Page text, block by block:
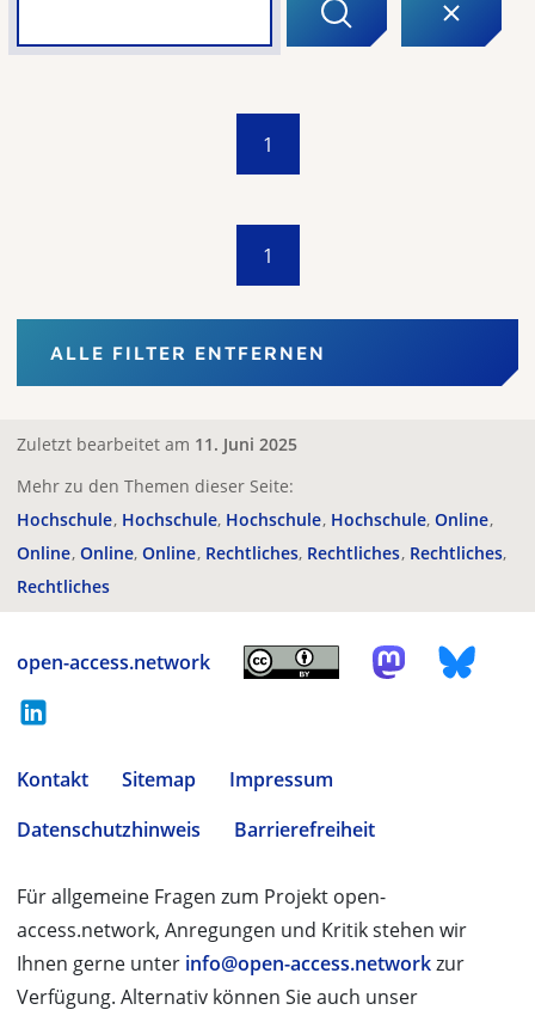
1
1
ALLE FILTER ENTFERNEN
Zuletzt bearbeitet am 11. Juni 2025
Mehr zu den Themen dieser Seite:
Hochschule Hochschule Hochschule Hochschule Online
Online Online Online Rechtliches Rechtliches Rechtliches
Rechtliches
open-access.network
Kontakt Sitemap
Impressum
Datenschutzhinweis
Barrierefreiheit
Für allgemeine Fragen zum Projekt open-
access.network, Anregungen und Kritik stehen wir
Ihnen gerne unter info@open-access.networkzur
Verfügung. Alternativ können Sie auch unser